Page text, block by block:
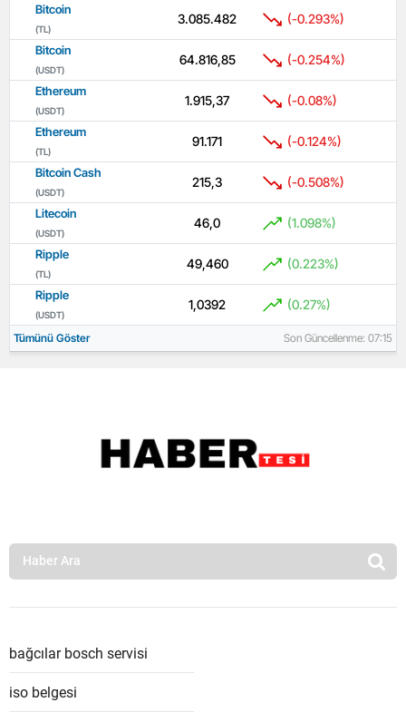
Bitcoin
(TL)
3.085.482 (-0.293%)
Bitcoin
(USDT)
64.816,85 (-0.254%)
Ethereum
(USDT)
1.915,37 (-0.08%)
Ethereum
(TL)
91.171 (-0.124%)
Bitcoin Cash
(USDT)
215,3 (-0.508%)
Litecoin
(USDT)
46,0 (1.098%)
Ripple
(TL)
49,460 (0.223%)
Ripple
(USDT)
1,0392 (0.27%)
Tümünü Göster Son Güncellenme: 07:15
bağcılar bosch servisi
iso belgesi